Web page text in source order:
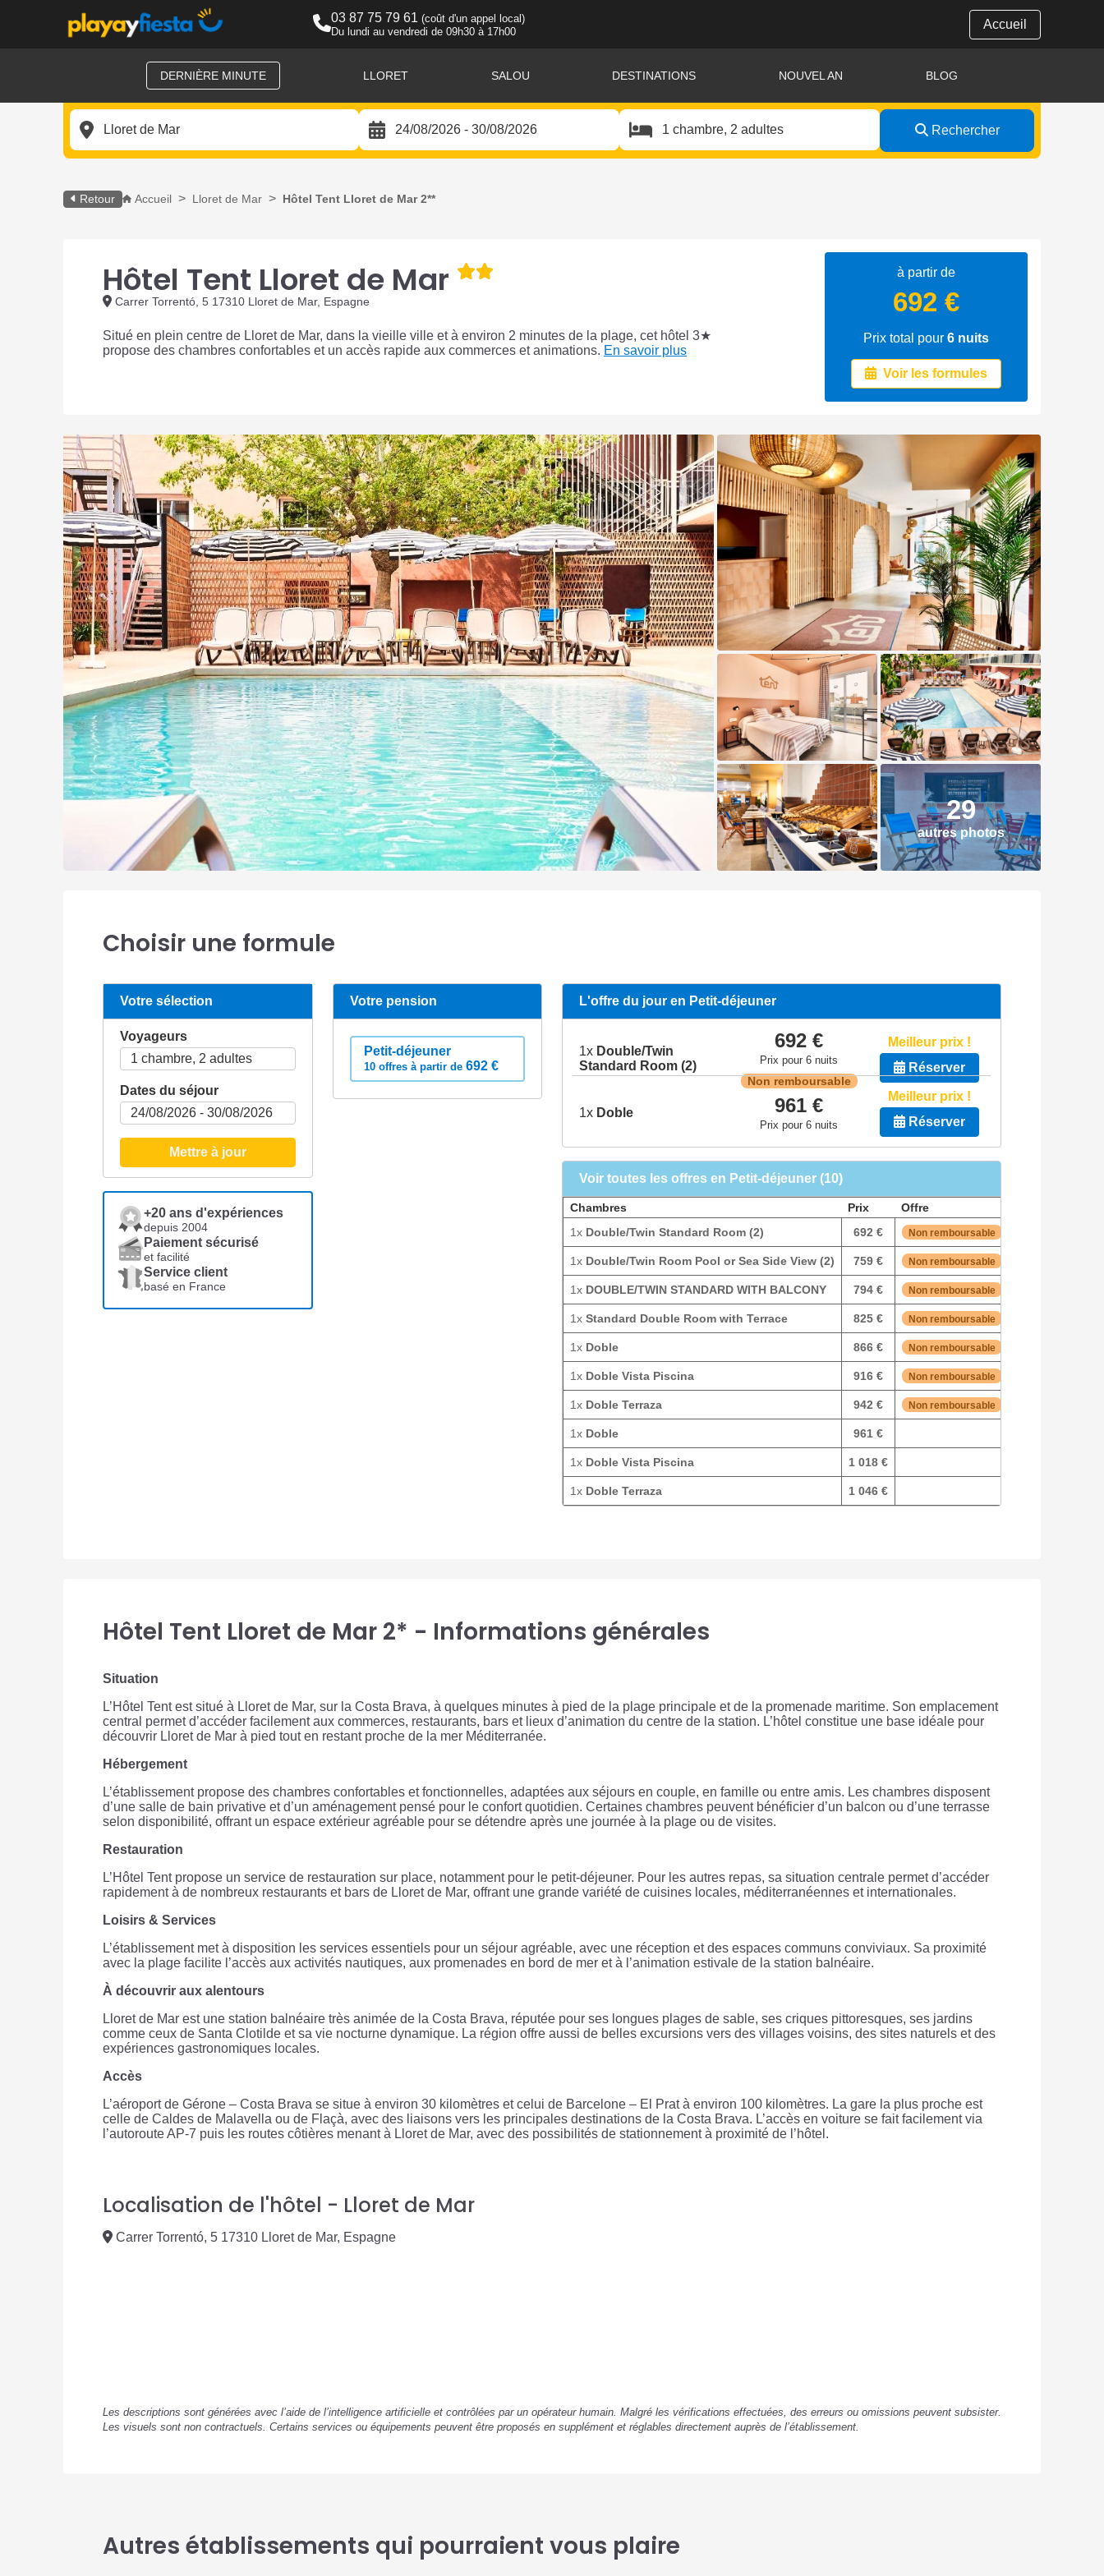
03 87 75 79 61 (coût d'un appel local)
Du lundi au vendredi de 09h30 à 17h00
Accueil
DERNIÈRE MINUTE LLORET SALOU DESTINATIONS NOUVEL AN BLOG
Rechercher
Retour Accueil Lloret de Mar Hôtel Tent Lloret de Mar 2**
Hôtel Tent Lloret de Mar
Carrer Torrentó, 5 17310 Lloret de Mar, Espagne
Situé en plein centre de Lloret de Mar, dans la vieille ville et à environ 2 minutes de la plage, cet hôtel 3★
propose des chambres confortables et un accès rapide aux commerces et animations. En savoir plus
à partir de
692 €
Prix total pour 6nuits
Voir les formules
29
autres photos
Choisir une formule
Votre sélection
Voyageurs
Dates du séjour
Mettre à jour
+20 ans d'expériences
depuis 2004
Paiement sécurisé
et facilité
Service client
basé en France
Votre pension
Petit-déjeuner
10 offres à partir de 692 €
L'offre du jour en Petit-déjeuner
1x Double/Twin
Standard Room (2)
692 €
Prix pour 6 nuits
Non remboursable
Meilleur prix !
Réserver
1x Doble 961 €
Prix pour 6 nuits
Meilleur prix !
Réserver
Voir toutes les offres en Petit-déjeuner (10)
Chambres Prix
Offre
1x Double/Twin Standard Room (2) 692 € Non remboursable
1x Double/Twin Room Pool or Sea Side View (2) 759 € Non remboursable
1x DOUBLE/TWIN STANDARD WITH BALCONY 794 € Non remboursable
1x Standard Double Room with Terrace 825 € Non remboursable
1x Doble 866 € Non remboursable
1x Doble Vista Piscina 916 € Non remboursable
1x Doble Terraza 942 € Non remboursable
1x Doble 961 €
1x Doble Vista Piscina 1 018 €
1x Doble Terraza 1 046 €
Hôtel Tent Lloret de Mar 2* - Informations générales
Situation
L’Hôtel Tent est situé à Lloret de Mar, sur la Costa Brava, à quelques minutes à pied de la plage principale et de la promenade maritime. Son emplacement
central permet d’accéder facilement aux commerces, restaurants, bars et lieux d’animation du centre de la station. L’hôtel constitue une base idéale pour
découvrir Lloret de Mar à pied tout en restant proche de la mer Méditerranée.
Hébergement
L’établissement propose des chambres confortables et fonctionnelles, adaptées aux séjours en couple, en famille ou entre amis. Les chambres disposent
d’une salle de bain privative et d’un aménagement pensé pour le confort quotidien. Certaines chambres peuvent bénéficier d’un balcon ou d’une terrasse
selon disponibilité, offrant un espace extérieur agréable pour se détendre après une journée à la plage ou de visites.
Restauration
L’Hôtel Tent propose un service de restauration sur place, notamment pour le petit-déjeuner. Pour les autres repas, sa situation centrale permet d’accéder
rapidement à de nombreux restaurants et bars de Lloret de Mar, offrant une grande variété de cuisines locales, méditerranéennes et internationales.
Loisirs & Services
L’établissement met à disposition les services essentiels pour un séjour agréable, avec une réception et des espaces communs conviviaux. Sa proximité
avec la plage facilite l’accès aux activités nautiques, aux promenades en bord de mer et à l’animation estivale de la station balnéaire.
À découvrir aux alentours
Lloret de Mar est une station balnéaire très animée de la Costa Brava, réputée pour ses longues plages de sable, ses criques pittoresques, ses jardins
comme ceux de Santa Clotilde et sa vie nocturne dynamique. La région offre aussi de belles excursions vers des villages voisins, des sites naturels et des
expériences gastronomiques locales.
Accès
L’aéroport de Gérone – Costa Brava se situe à environ 30 kilomètres et celui de Barcelone – El Prat à environ 100 kilomètres. La gare la plus proche est
celle de Caldes de Malavella ou de Flaçà, avec des liaisons vers les principales destinations de la Costa Brava. L’accès en voiture se fait facilement via
l’autoroute AP-7 puis les routes côtières menant à Lloret de Mar, avec des possibilités de stationnement à proximité de l’hôtel.
Localisation de l'hôtel - Lloret de Mar
Carrer Torrentó, 5 17310 Lloret de Mar, Espagne
Les descriptions sont générées avec l’aide de l’intelligence artificielle et contrôlées par un opérateur humain. Malgré les vérifications effectuées, des erreurs ou omissions peuvent subsister.
Les visuels sont non contractuels. Certains services ou équipements peuvent être proposés en supplément et réglables directement auprès de l’établissement.
Autres établissements qui pourraient vous plaire